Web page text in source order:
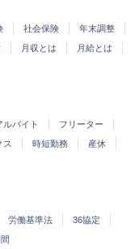
社会保険
年末調整
月収とは
月給とは
ルバイト
フリーター
ス 時短勤務
産休
労働基準法
36協定